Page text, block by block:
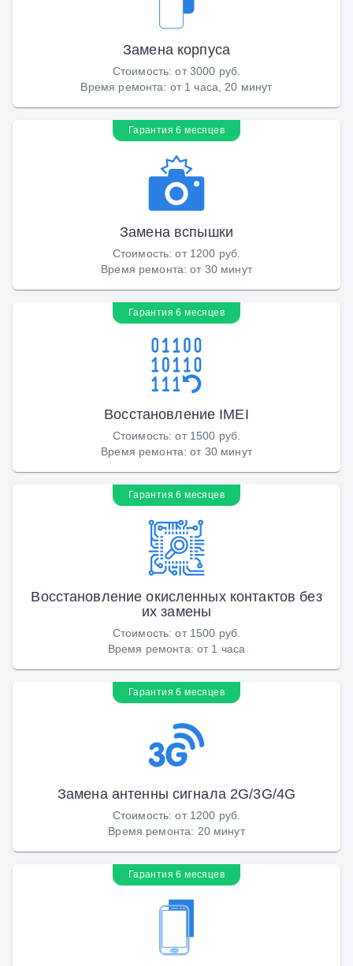
Замена корпуса
Стоимость:от 3000 руб.
Время ремонта: от 1 часа, 20 минут
Гарантия 6 месяцев
Замена вспышки
Стоимость:от 1200 руб.
Время ремонта:от 30 минут
Гарантия 6 месяцев
Восстановление IMEI
Стоимость:от 1500 руб.
Время ремонта:от 30 минут
Гарантия 6 месяцев
Восстановление окисленных контактов без
их замены
Стоимость:от 1500 руб.
Время ремонта: от 1 часа
Гарантия 6 месяцев
Замена антенны сигнала 2G/3G/4G
Стоимость:от 1200 руб.
Время ремонта: 20 минут
Гарантия 6 месяцев